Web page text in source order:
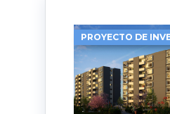
PROYECTO DE